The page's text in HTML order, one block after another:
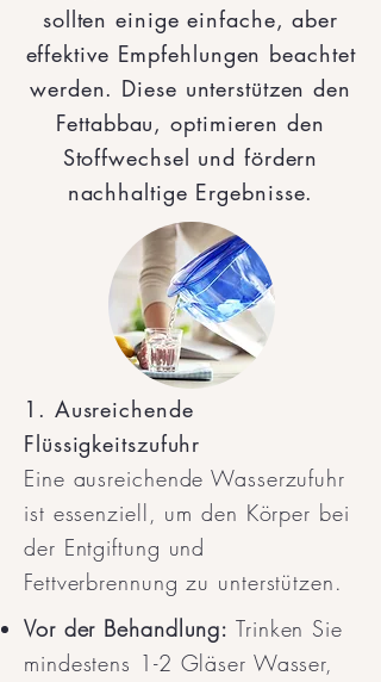
sollten einige einfache, aber
effektive Empfehlungen beachtet
werden. Diese unterstützen den
Fettabbau, optimieren den
Stoffwechsel und fördern
nachhaltige Ergebnisse.
1. Ausreichende
Flüssigkeitszufuhr
Eine ausreichende Wasserzufuhr
ist essenziell, um den Körper bei
der Entgiftung und
Fettverbrennung zu unterstützen.
Vor der Behandlung: Trinken Sie
mindestens 1-2 Gläser Wasser,